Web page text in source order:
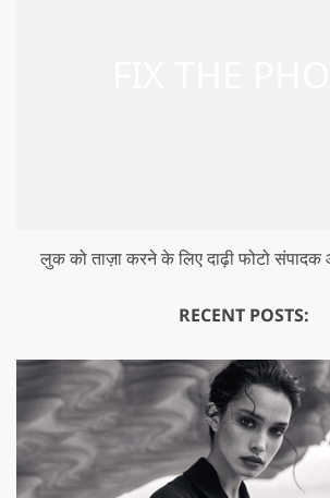
लुक को ताज़ा करने के लिए दाढ़ी फोटो संपादक
RECENT POSTS: